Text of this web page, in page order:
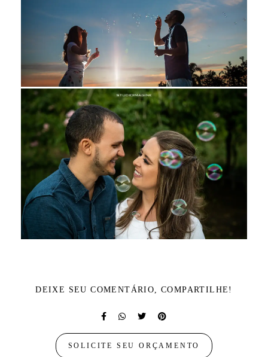
DEIXE SEU COMENTÁRIO, COMPARTILHE!
SOLICITE SEU ORÇAMENTO